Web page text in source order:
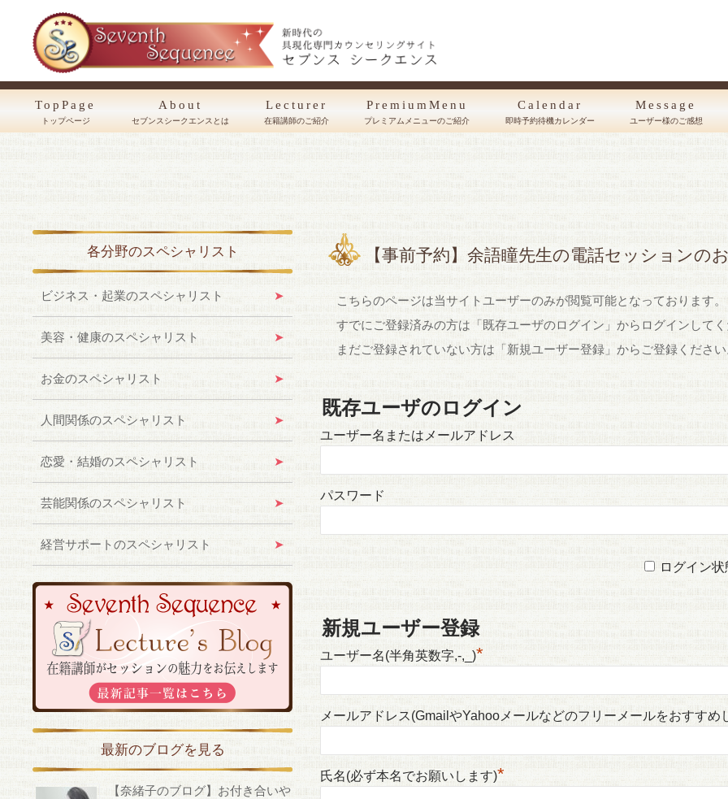
TopPage
トップページ
About
セブンスシークエンスとは
Lecturer
在籍講師のご紹介
PremiumMenu
プレミアムメニューのご紹介
Calendar
即時予約待機カレンダー
Message
ユーザー様のご感想
【事前予約】余語瞳先生の電話セッションの
こちらのページは当サイトユーザーのみが閲覧可能となっております。
すでにご登録済みの方は「既存ユーザのログイン」からログインして
まだご登録されていない方は「新規ユーザー登録」からご登録くださ
既存ユーザのログイン
ユーザー名またはメールアドレス
パスワード
ログイン
新規ユーザー登録
ユーザー名(半角英数字,-,_)*
メールアドレス(GmailやYahooメールなどのフリーメールをおすすめ
氏名(必ず本名でお願いします)*
各分野のスペシャリスト
ビジネス・起業のスペシャリスト
美容・健康のスペシャリスト
お金のスペシャリスト
人間関係のスペシャリスト
恋愛・結婚のスペシャリスト
芸能関係のスペシャリスト
経営サポートのスペシャリスト
最新のブログを見る
【奈緒子のブログ】お付き合いや